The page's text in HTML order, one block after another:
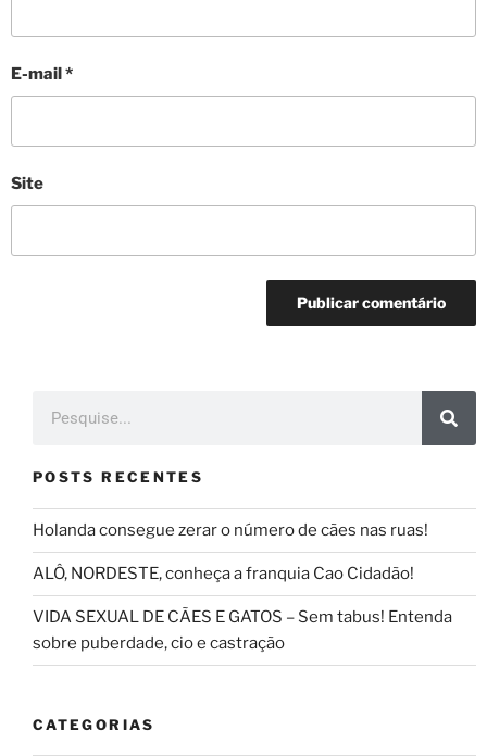
E-mail*
Site
POSTS RECENTES
Holanda consegue zerar o número de cães nas ruas!
ALÔ, NORDESTE, conheça a franquia Cao Cidadão!
VIDA SEXUAL DE CÃES E GATOS – Sem tabus! Entenda
sobre puberdade, cio e castração
CATEGORIAS